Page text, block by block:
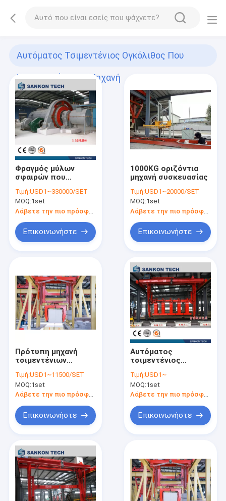
Αυτόματος Τσιμεντένιος Ογκόλιθος Που
Κατασκευάζει Τη Μηχανή
(29)
Φραγμός μύλων
σφαιρών που
μηχανή
Τιμή:USD1~330000/SET
MOQ:1set
Λάβετε την πιο πρόσφατη τιμή
Επικοινωνήστε
1000KG οριζόντια
μηχανή συσκευασίας
Τιμή:USD1~20000/SET
MOQ:1set
Επικοινωνήστε
Πρότυπη μηχανή
τσιμεντένιων
συγχώνευσης
Τιμή:USD1~11500/SET
MOQ:1set
Λάβετε την πιο πρόσφατη τιμή
Επικοινωνήστε
Αυτόματος
τσιμεντένιος
ανελκυστήρων που
κατασκευάζει τη
μηχανή
Τιμή:USD1~
MOQ:1set
Επικοινωνήστε